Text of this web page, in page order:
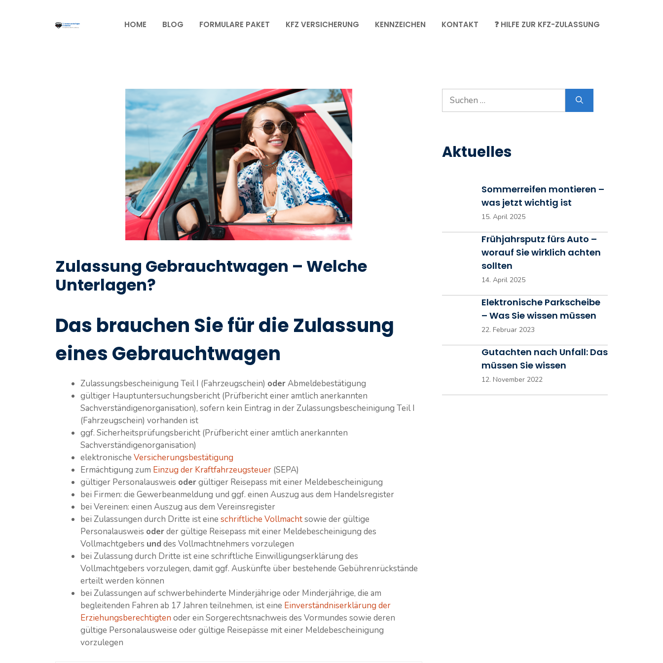
HOME BLOG FORMULARE PAKET KFZ VERSICHERUNG KENNZEICHEN KONTAKT ❓ HILFE ZUR KFZ-ZULASSUNG
Zulassung Gebrauchtwagen – Welche
Unterlagen?
Das brauchen Sie für die Zulassung
eines Gebrauchtwagen
Zulassungsbescheinigung Teil I (Fahrzeugschein) oderAbmeldebestätigung
gültiger Hauptuntersuchungsbericht (Prüfbericht einer amtlich anerkannten
Sachverständigenorganisation), sofern kein Eintrag in der Zulassungsbescheinigung Teil I
(Fahrzeugschein) vorhanden ist
ggf. Sicherheitsprüfungsbericht (Prüfbericht einer amtlich anerkannten
Sachverständigenorganisation)
elektronische Versicherungsbestätigung
Ermächtigung zum Einzug der Kraftfahrzeugsteuer (SEPA)
gültiger Personalausweis odergültiger Reisepass mit einer Meldebescheinigung
bei Firmen: die Gewerbeanmeldung und ggf. einen Auszug aus dem Handelsregister
bei Vereinen: einen Auszug aus dem Vereinsregister
bei Zulassungen durch Dritte ist eine schriftliche Vollmachtsowie der gültige
Personalausweis oderder gültige Reisepass mit einer Meldebescheinigung des
Vollmachtgebers und des Vollmachtnehmers vorzulegen
bei Zulassung durch Dritte ist eine schriftliche Einwilligungserklärung des
Vollmachtgebers vorzulegen, damit ggf. Auskünfte über bestehende Gebührenrückstände
erteilt werden können
bei Zulassungen auf schwerbehinderte Minderjährige oder Minderjährige, die am
begleitenden Fahren ab 17 Jahren teilnehmen, ist eine Einverständniserklärung der
Erziehungsberechtigten oder ein Sorgerechtsnachweis des Vormundes sowie deren
gültige Personalausweise oder gültige Reisepässe mit einer Meldebescheinigung
vorzulegen
Suche
nach:
Aktuelles
Sommerreifen montieren –
was jetzt wichtig ist
15. April 2025
Frühjahrsputz fürs Auto –
worauf Sie wirklich achten
sollten
14. April 2025
Elektronische Parkscheibe
– Was Sie wissen müssen
22. Februar 2023
Gutachten nach Unfall: Das
müssen Sie wissen
12. November 2022